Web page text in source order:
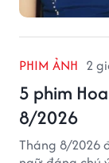
PHIM ẢNH 2
5 phim
8/2026
Tháng 8/2026